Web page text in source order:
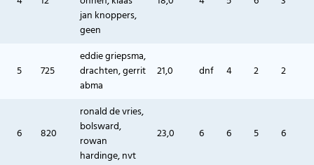
jan knoppers,
geen
5 725
eddie griepsma,
drachten, gerrit
abma
21,0 dnf 4 2 2
6 820
ronald de vries,
bolsward,
rowan
hardinge, nvt
23,0 6 6 5 6